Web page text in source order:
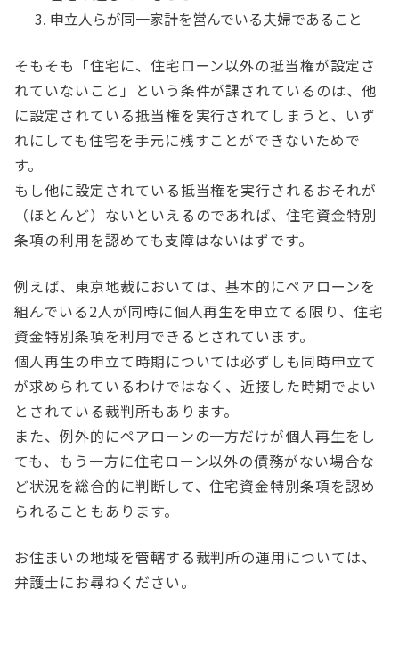
申立人らが同一家計を営んでいる夫婦であること
そもそも「住宅に、住宅ローン以外の抵当権が設定さ
れていないこと」という条件が課されているのは、他
に設定されている抵当権を実行されてしまうと、いず
れにしても住宅を手元に残すことができないためで
す。
もし他に設定されている抵当権を実行されるおそれが
（ほとんど）ないといえるのであれば、住宅資金特別
条項の利用を認めても支障はないはずです。
例えば、東京地裁においては、基本的にペアローンを
組んでいる2人が同時に個人再生を申立てる限り、住宅
資金特別条項を利用できるとされています。
個人再生の申立て時期については必ずしも同時申立て
が求められているわけではなく、近接した時期でよい
とされている裁判所もあります。
また、例外的にペアローンの一方だけが個人再生をし
ても、もう一方に住宅ローン以外の債務がない場合な
ど状況を総合的に判断して、住宅資金特別条項を認め
られることもあります。
お住まいの地域を管轄する裁判所の運用については、
弁護士にお尋ねください。